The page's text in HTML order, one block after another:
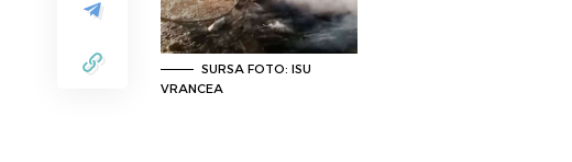
SURSA FOTO: ISU
VRANCEA